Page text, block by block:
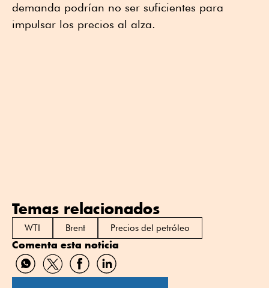
demanda podrían no ser suficientes para
impulsar los precios al alza.
Temas relacionados
WTI Brent Precios del petróleo
Comenta esta noticia
Compartir
por
Compartir
por
Compartir
por
Compartir
por